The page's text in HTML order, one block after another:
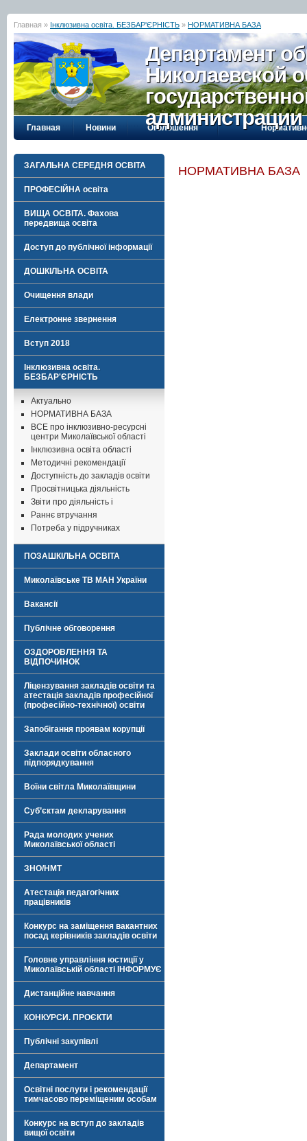
Главная » Інклюзивна освіта. БЕЗБАР'ЄРНІСТЬ » НОРМАТИВНА БАЗА
Департамент
Николаевской
администрации
Главная Новини Оголошення
ЗАГАЛЬНА СЕРЕДНЯ ОСВІТА
ПРОФЕСІЙНА освіта
ВИЩА ОСВІТА. Фахова
передвища освіта
Доступ до публічної інформації
ДОШКІЛЬНА ОСВІТА
Очищення влади
Електронне звернення
Вступ 2018
Інклюзивна освіта.
БЕЗБАР'ЄРНІСТЬ
Актуально
НОРМАТИВНА БАЗА
ВСЕ про інклюзивно-ресурсні
центри Миколаївської області
Інклюзивна освіта області
Методичні рекомендації
Доступність до закладів освіти
Просвітницька діяльність
Звіти про діяльність і
Раннє втручання
Потреба у підручниках
ПОЗАШКІЛЬНА ОСВІТА
Миколаївське ТВ МАН України
Вакансії
Публічне обговорення
ОЗДОРОВЛЕННЯ ТА
ВІДПОЧИНОК
Ліцензування закладів освіти та
атестація закладів професійної
(професійно-технічної) освіти
Запобігання проявам корупції
Заклади освіти обласного
підпорядкування
Воїни світла Миколаївщини
Суб’єктам декларування
Рада молодих учених
Миколаївської області
ЗНО/НМТ
Атестація педагогічних
працівників
Конкурс на заміщення вакантних
посад керівників закладів освіти
Головне управління юстиції у
Миколаївській області ІНФОРМУЄ
Дистанційне навчання
КОНКУРСИ. ПРОЄКТИ
Публічні закупівлі
Департамент
Освітні послуги і рекомендації
тимчасово переміщеним особам
Конкурс на вступ до закладів
вищої освіти
НОРМАТИВНА БАЗА